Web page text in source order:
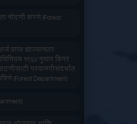
नोंदणी करणे (Forest
प्राप्त झाल्यानंतर
१९६४ नुसार बिगर
परवानगीसंदर्भात
(Forest Department)
(रोजगार आणि